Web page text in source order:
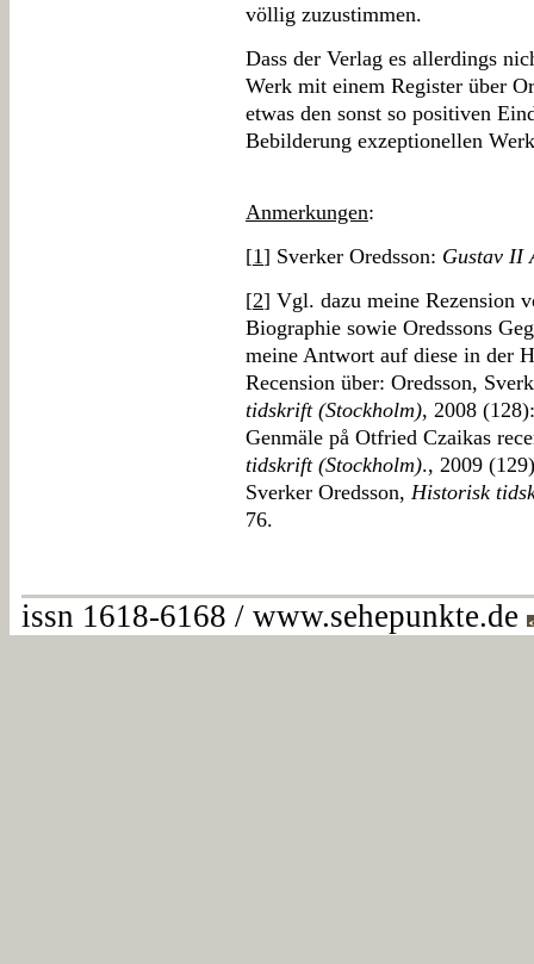
völlig zuzustimmen.
Dass der Verlag es allerdings
Werk mit einem Register über
etwas den sonst so positiven
Bebilderung exzeptionellen
Anmerkungen:
[1] Sverker Oredsson: Gustav II
[2] Vgl. dazu meine Rezension
Biographie sowie Oredssons
meine Antwort auf diese in der
Recension über: Oredsson,
tidskrift (Stockholm), 2008
Genmäle på Otfried Czaikas
tidskrift (Stockholm)., 2009
Sverker Oredsson, Historisk
76.
issn 1618-6168 / www.sehepunkte.de